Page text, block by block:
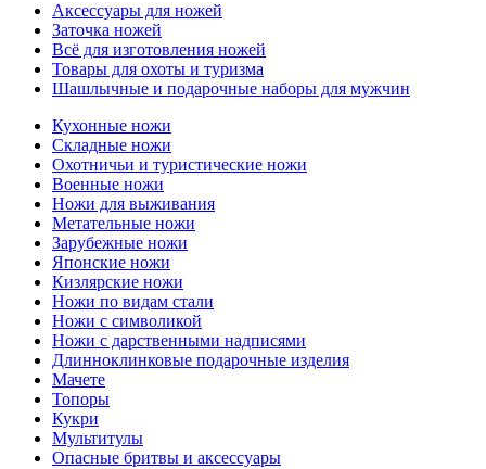
Аксессуары для ножей
Заточка ножей
Всё для изготовления ножей
Товары для охоты и туризма
Шашлычные и подарочные наборы для мужчин
Кухонные ножи
Складные ножи
Охотничьи и туристические ножи
Военные ножи
Ножи для выживания
Метательные ножи
Зарубежные ножи
Японские ножи
Кизлярские ножи
Ножи по видам стали
Ножи с символикой
Ножи с дарственными надписями
Длинноклинковые подарочные изделия
Мачете
Топоры
Кукри
Мультитулы
Опасные бритвы и аксессуары